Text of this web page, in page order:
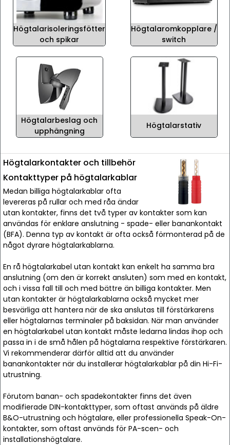
Högtalarisoleringsfötter
och spikar
Högtalaromkopplare /
switch
Högtalarbeslag och
upphängning
Högtalarstativ
Högtalarkontakter och tillbehör
Kontakttyper på högtalarkablar
Medan billiga högtalarkablar ofta
levereras på rullar och med råa ändar
utan kontakter, finns det två typer av kontakter som kan
användas för enklare anslutning - spade- eller banankontakt
(BFA). Denna typ av kontakt är ofta också förmonterad på de
något dyrare högtalarkablarna.
En rå högtalarkabel utan kontakt kan enkelt ha samma bra
anslutning (om den är korrekt ansluten) som med en kontakt,
och i vissa fall till och med bättre än billiga kontakter. Men
utan kontakter är högtalarkablarna också mycket mer
besvärliga att hantera när de ska anslutas till förstärkarens
eller högtalarnas terminaler på baksidan. När man använder
en högtalarkabel utan kontakt måste ledarna lindas ihop och
passa in i de små hålen på högtalarna respektive förstärkaren.
Vi rekommenderar därför alltid att du använder
banankontakter när du installerar högtalarkablar på din Hi-Fi-
utrustning.
Förutom banan- och spadekontakter finns det även
modifierade DIN-kontakttyper, som oftast används på äldre
B&O-utrustning och högtalare, eller professionella Speak-On-
kontakter, som oftast används för PA-scen- och
installationshögtalare.